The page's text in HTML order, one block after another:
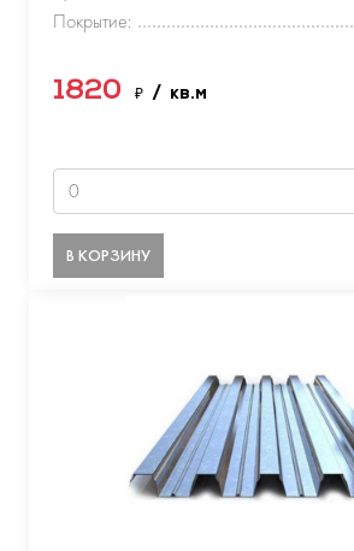
Покрытие:
1820 ₽ / кв.м
В КОРЗИНУ